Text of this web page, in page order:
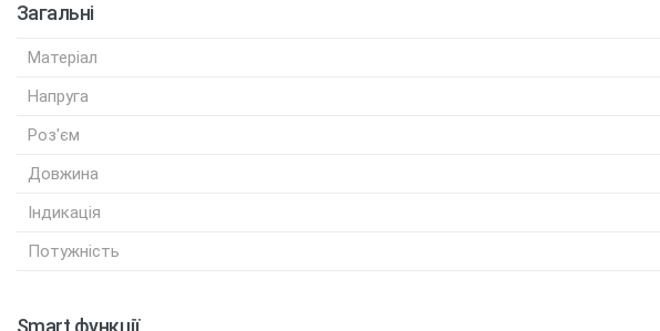
Загальні
Матеріал
Напруга
Роз'єм
Довжина
Індикація
Потужність
Smart функції